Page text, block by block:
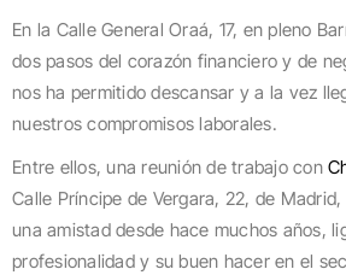
En la Calle General Oraá, 17, en pleno
dos pasos del corazón financiero y de
nos ha permitido descansar y a la vez
nuestros compromisos laborales.
Entre ellos, una reunión de trabajo con
Calle Príncipe de Vergara, 22, de
una amistad desde hace muchos años,
profesionalidad y su buen hacer en el